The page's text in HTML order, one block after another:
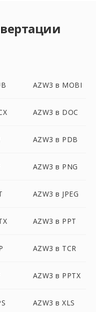
AZW3 в MOBI
AZW3 в DOC
AZW3 в PDB
AZW3 в PNG
AZW3 в JPEG
AZW3 в PPT
AZW3 в TCR
AZW3 в PPTX
AZW3 в XLS